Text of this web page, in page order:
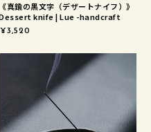
《真鍮の黒文字（デザートナイフ）》
knife | Lue -handcraft
¥3,520